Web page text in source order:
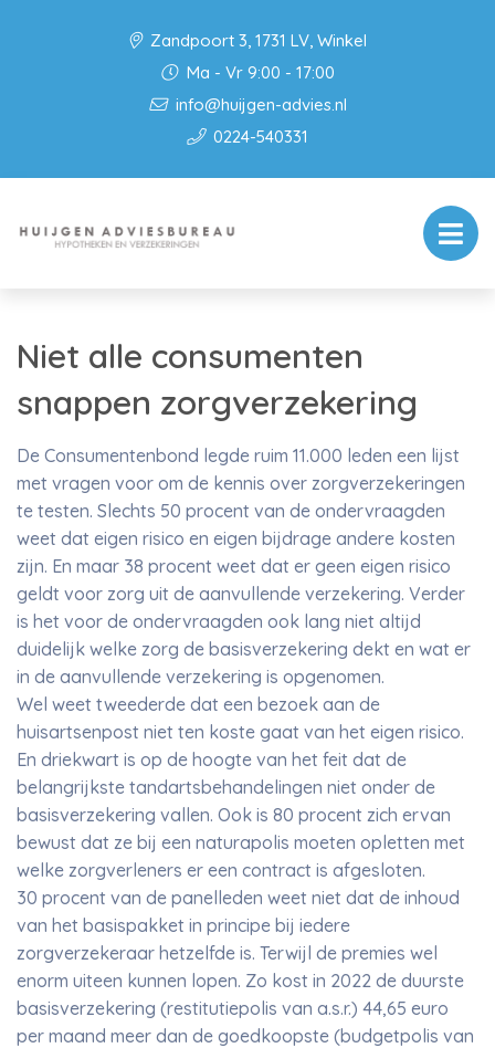
Zandpoort 3, 1731 LV, Winkel
Ma - Vr 9:00 - 17:00
info@huijgen-advies.nl
0224-540331
Niet alle consumenten
snappen zorgverzekering
De Consumentenbond legde ruim 11.000 leden een lijst
met vragen voor om de kennis over zorgverzekeringen
te testen. Slechts 50 procent van de ondervraagden
weet dat eigen risico en eigen bijdrage andere kosten
zijn. En maar 38 procent weet dat er geen eigen risico
geldt voor zorg uit de aanvullende verzekering. Verder
is het voor de ondervraagden ook lang niet altijd
duidelijk welke zorg de basisverzekering dekt en wat er
in de aanvullende verzekering is opgenomen.
Wel weet tweederde dat een bezoek aan de
huisartsenpost niet ten koste gaat van het eigen risico.
En driekwart is op de hoogte van het feit dat de
belangrijkste tandartsbehandelingen niet onder de
basisverzekering vallen. Ook is 80 procent zich ervan
bewust dat ze bij een naturapolis moeten opletten met
welke zorgverleners er een contract is afgesloten.
30 procent van de panelleden weet niet dat de inhoud
van het basispakket in principe bij iedere
zorgverzekeraar hetzelfde is. Terwijl de premies wel
enorm uiteen kunnen lopen. Zo kost in 2022 de duurste
basisverzekering (restitutiepolis van a.s.r.) 44,65 euro
per maand meer dan de goedkoopste (budgetpolis van